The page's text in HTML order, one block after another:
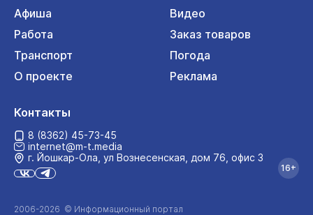
Афиша
Видео
Работа
Заказ товаров
Транспорт
Погода
О проекте
Реклама
2006-2026 © Информационный портал
Контакты
8 (8362) 45-73-45
internet@m-t.media
г. Йошкар‑Ола, ул Вознесенская, дом 76, офис 3
16+